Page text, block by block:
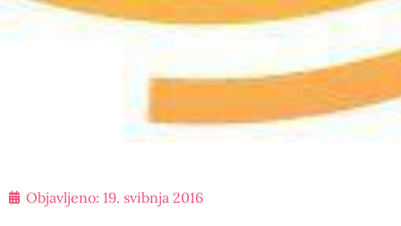
Objavljeno: 19. svibnja 2016